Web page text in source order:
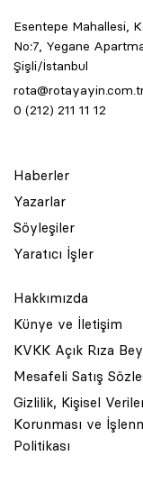
Esentepe Mahallesi,
No:7, Yegane
Şişli/İstanbul
0 (212) 211 11 12
Haberler
Yazarlar
Söyleşiler
Yaratıcı İşler
Hakkımızda
Künye ve İletişim
KVKK Açık Rıza
Mesafeli Satış
Gizlilik, Kişisel
Korunması ve
Politikası
© 2001 Rota Yayın